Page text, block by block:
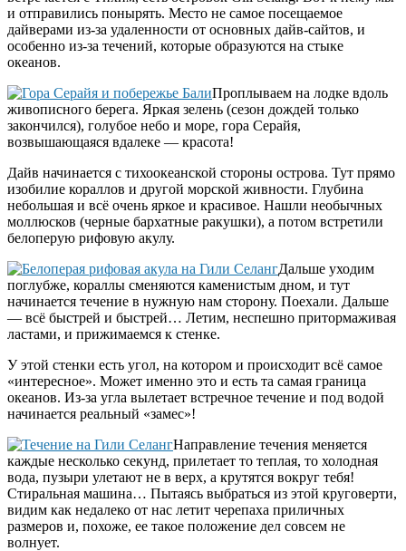
и отправились понырять. Место не самое посещаемое
дайверами из-за удаленности от основных дайв-сайтов, и
особенно из-за течений, которые образуются на стыке
океанов.
Проплываем на лодке вдоль
живописного берега. Яркая зелень (сезон дождей только
закончился), голубое небо и море, гора Серайя,
возвышающаяся вдалеке — красота!
Дайв начинается с тихоокеанской стороны острова. Тут прямо
изобилие кораллов и другой морской живности. Глубина
небольшая и всё очень яркое и красивое. Нашли необычных
моллюсков (черные бархатные ракушки), а потом встретили
белоперую рифовую акулу.
Дальше уходим
поглубже, кораллы сменяются каменистым дном, и тут
начинается течение в нужную нам сторону. Поехали. Дальше
— всё быстрей и быстрей… Летим, неспешно притормаживая
ластами, и прижимаемся к стенке.
У этой стенки есть угол, на котором и происходит всё самое
«интересное». Может именно это и есть та самая граница
океанов. Из-за угла вылетает встречное течение и под водой
начинается реальный «замес»!
Направление течения меняется
каждые несколько секунд, прилетает то теплая, то холодная
вода, пузыри улетают не в верх, а крутятся вокруг тебя!
Стиральная машина… Пытаясь выбраться из этой круговерти,
видим как недалеко от нас летит черепаха приличных
размеров и, похоже, ее такое положение дел совсем не
волнует.